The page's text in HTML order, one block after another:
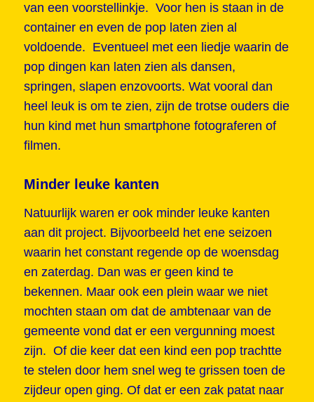
van een voorstellinkje. Voor hen is staan in de
container en even de pop laten zien al
voldoende. Eventueel met een liedje waarin de
pop dingen kan laten zien als dansen,
springen, slapen enzovoorts. Wat vooral dan
heel leuk is om te zien, zijn de trotse ouders die
hun kind met hun smartphone fotograferen of
filmen.
Minder leuke kanten
Natuurlijk waren er ook minder leuke kanten
aan dit project. Bijvoorbeeld het ene seizoen
waarin het constant regende op de woensdag
en zaterdag. Dan was er geen kind te
bekennen. Maar ook een plein waar we niet
mochten staan om dat de ambtenaar van de
gemeente vond dat er een vergunning moest
zijn. Of die keer dat een kind een pop trachtte
te stelen door hem snel weg te grissen toen de
zijdeur open ging. Of dat er een zak patat naar